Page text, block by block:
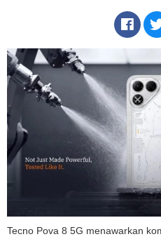
Tecno Pova 8 5G menawarkan